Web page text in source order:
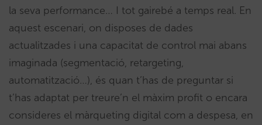
la seva performance… I tot gairebé a temps real. En
aquest escenari, on disposes de dades
actualitzades i una capacitat de control mai abans
imaginada (segmentació, retargeting,
automatització…), és quan t’has de preguntar si
t’has adaptat per treure’n el màxim profit o encara
consideres el màrqueting digital com a despesa, en